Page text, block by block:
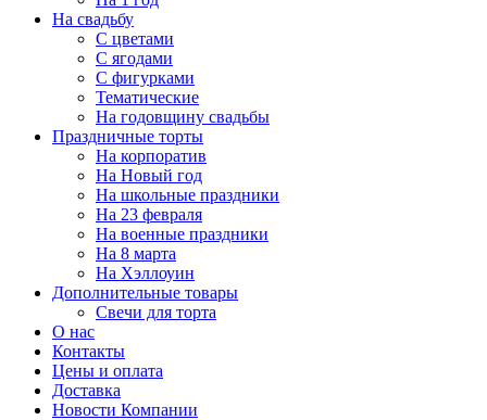
На свадьбу
С цветами
С ягодами
С фигурками
Тематические
На годовщину свадьбы
Праздничные торты
На корпоратив
На Новый год
На школьные праздники
На 23 февраля
На военные праздники
На 8 марта
На Хэллоуин
Дополнительные товары
Свечи для торта
О нас
Контакты
Цены и оплата
Доставка
Новости Компании